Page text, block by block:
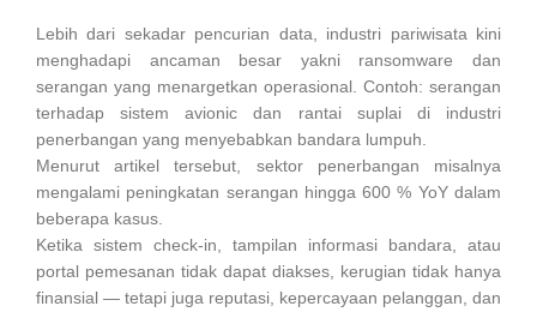
Lebih dari sekadar pencurian data, industri pariwisata kini
menghadapi ancaman besar yakni ransomware dan
serangan yang menargetkan operasional. Contoh: serangan
terhadap sistem avionic dan rantai suplai di industri
penerbangan yang menyebabkan bandara lumpuh.
Menurut artikel tersebut, sektor penerbangan misalnya
mengalami peningkatan serangan hingga 600 % YoY dalam
beberapa kasus.
Ketika sistem check-in, tampilan informasi bandara, atau
portal pemesanan tidak dapat diakses, kerugian tidak hanya
finansial — tetapi juga reputasi, kepercayaan pelanggan, dan